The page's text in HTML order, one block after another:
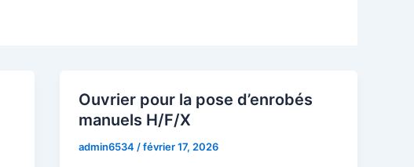
Ouvrier pour la pose d’enrobés
manuels H/F/X
admin6534 /février 17, 2026